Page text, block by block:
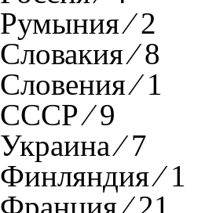
Румыния ⁄ 2
Словакия ⁄ 8
Словения ⁄ 1
СССР ⁄ 9
Украина ⁄ 7
Финляндия ⁄ 1